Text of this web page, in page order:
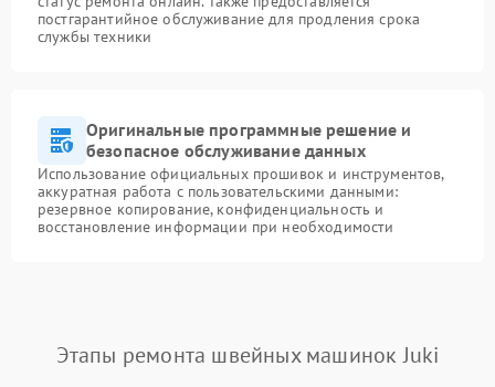
постгарантийное обслуживание для продления срока
службы техники
Оригинальные программные решение и
безопасное обслуживание данных
Использование официальных прошивок и инструментов,
аккуратная работа с пользовательскими данными:
резервное копирование, конфиденциальность и
восстановление информации при необходимости
Этапы ремонта швейных машинок Juki